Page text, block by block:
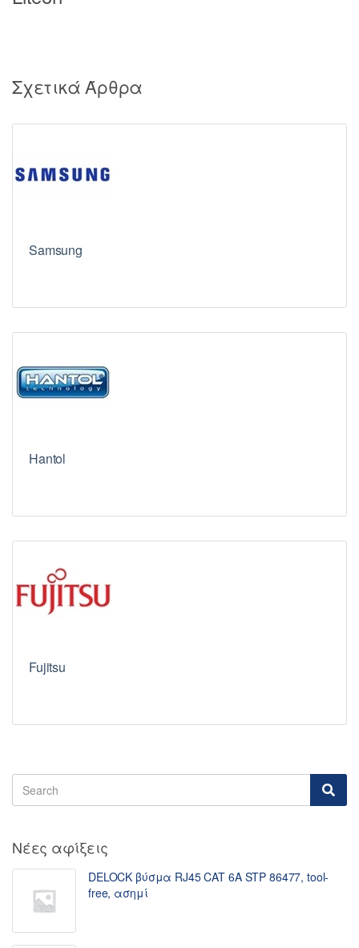
Σχετικά Άρθρα
Samsung
Hantol
Fujitsu
Νέες αφίξεις
DELOCK βύσμα RJ45 CAT 6A STP 86477, tool-
free, ασημί